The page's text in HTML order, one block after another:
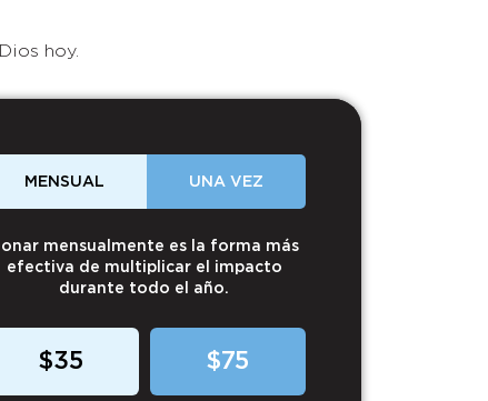
hoy.
MENSUAL UNA VEZ
mensualmente es la forma más
efectiva de multiplicar el impacto
durante todo el año.
$35 $75